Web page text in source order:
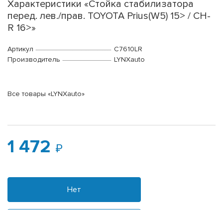
Характеристики «Стойка стабилизатора
перед. лев./прав. TOYOTA Prius(W5) 15> / CH-
R 16>»
Артикул
C7610LR
Производитель
LYNXauto
Все товары «LYNXauto»
1 472
Нет